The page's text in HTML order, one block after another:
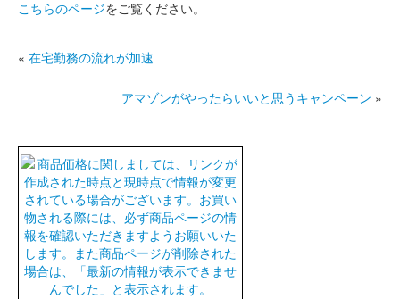
こちらのページをご覧ください。
« 在宅勤務の流れが加速
アマゾンがやったらいいと思うキャンペーン »